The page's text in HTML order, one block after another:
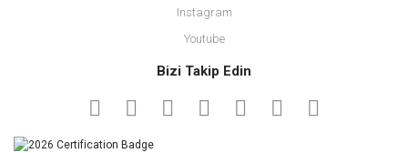
Instagram
Youtube
Bizi Takip Edin